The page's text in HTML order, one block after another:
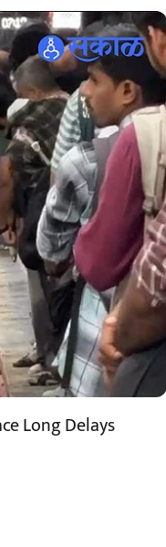
Long Delays